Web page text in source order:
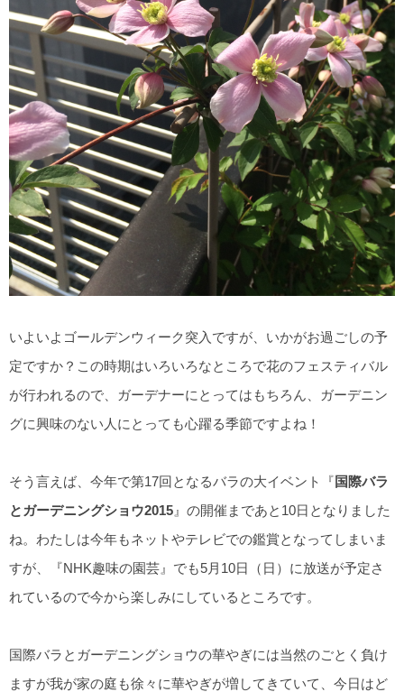
いよいよゴールデンウィーク突入ですが、いかがお過ごしの予
定ですか？この時期はいろいろなところで花のフェスティバル
が行われるので、ガーデナーにとってはもちろん、ガーデニン
グに興味のない人にとっても心躍る季節ですよね！
そう言えば、今年で第17回となるバラの大イベント『国際バラ
とガーデニングショウ2015 』の開催まであと10日となりました
ね。わたしは今年もネットやテレビでの鑑賞となってしまいま
すが、『NHK趣味の園芸』でも5月10日（日）に放送が予定さ
れているので今から楽しみにしているところです。
国際バラとガーデニングショウの華やぎには当然のごとく負け
ますが我が家の庭も徐々に華やぎが増してきていて、今日はど